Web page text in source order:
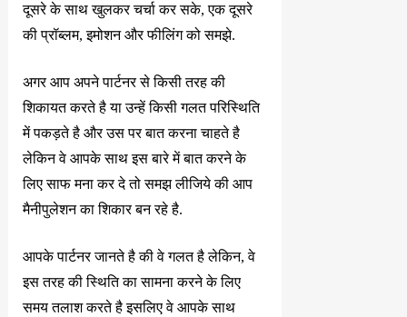
दूसरे के साथ खुलकर चर्चा कर सके, एक दूसरे
की प्रॉब्लम, इमोशन और फीलिंग को समझे.
अगर आप अपने पार्टनर से किसी तरह की
शिकायत करते है या उन्हें किसी गलत परिस्थिति
में पकड़ते है और उस पर बात करना चाहते है
लेकिन वे आपके साथ इस बारे में बात करने के
लिए साफ मना कर दे तो समझ लीजिये की आप
मैनीपुलेशन का शिकार बन रहे है.
आपके पार्टनर जानते है की वे गलत है लेकिन, वे
इस तरह की स्थिति का सामना करने के लिए
समय तलाश करते है इसलिए वे आपके साथ